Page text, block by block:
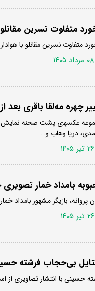
متفاوت نسرین
متفاوت نسرین مقانلو با
۰۸ مرداد ۱۴۰۵
چهره مه‌لقا باقری
عکسهای پشت صحنه نمایش
دریا وهاب و…
۲۶ تیر ۱۴۰۵
بامداد خمار
پروانه، بازیگر مشهور
۲۶ تیر ۱۴۰۵
بی‌حجاب فرشته
حسینی با انتشار تصاویری از